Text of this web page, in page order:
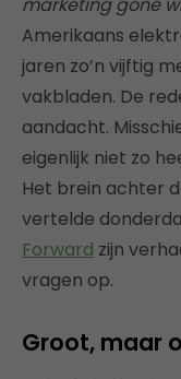
Amerikaans
jaren zo’n vijftig
vakbladen. De
aandacht.
eigenlijk niet zo
Het brein achter
vertelde
Forward zijn
vragen op.
Groot, maar